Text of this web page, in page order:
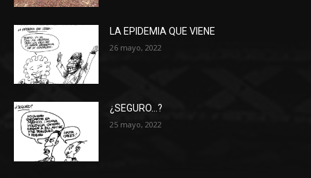
LA EPIDEMIA QUE VIENE
26 mayo, 2022
¿SEGURO…?
25 mayo, 2022